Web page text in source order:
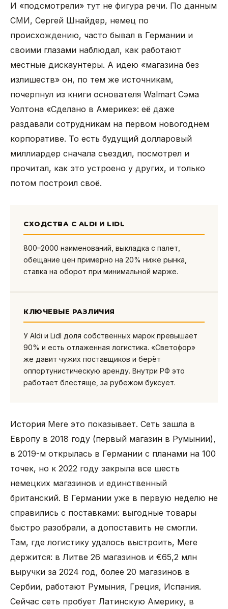
И «подсмотрели» тут не фигура речи. По данным
СМИ, Сергей Шнайдер, немец по
происхождению, часто бывал в Германии и
своими глазами наблюдал, как работают
местные дискаунтеры. А идею «магазина без
излишеств» он, по тем же источникам,
почерпнул из книги основателя Walmart Сэма
Уолтона «Сделано в Америке»: её даже
раздавали сотрудникам на первом новогоднем
корпоративе. То есть будущий долларовый
миллиардер сначала съездил, посмотрел и
прочитал, как это устроено у других, и только
потом построил своё.
СХОДСТВА С ALDI И LIDL
800–2000 наименований, выкладка с палет,
обещание цен примерно на 20% ниже рынка,
ставка на оборот при минимальной марже.
КЛЮЧЕВЫЕ РАЗЛИЧИЯ
У Aldi и Lidl доля собственных марок превышает
90% и есть отлаженная логистика. «Светофор»
же давит чужих поставщиков и берёт
оппортунистическую аренду. Внутри РФ это
работает блестяще, за рубежом буксует.
История Mere это показывает. Сеть зашла в
Европу в 2018 году (первый магазин в Румынии),
в 2019-м открылась в Германии с планами на 100
точек, но к 2022 году закрыла все шесть
немецких магазинов и единственный
британский. В Германии уже в первую неделю не
справились с поставками: выгодные товары
быстро разобрали, а допоставить не смогли.
Там, где логистику удалось выстроить, Mere
держится: в Литве 26 магазинов и €65,2 млн
выручки за 2024 год, более 20 магазинов в
Сербии, работают Румыния, Греция, Испания.
Сейчас сеть пробует Латинскую Америку, в